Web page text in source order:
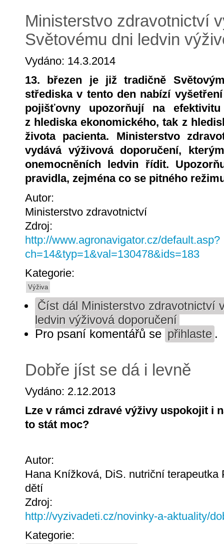
Ministerstvo zdravotnictví
Světovému dni ledvin
Vydáno: 14.3.2014
13. březen je již tradičně
střediska v tento den nabízí
pojišťovny upozorňují na
z hlediska ekonomického, tak z
života pacienta. Ministerstvo
vydává výživová doporučení,
onemocněních ledvin řídit.
pravidla, zejména co se pitného
Autor:
Ministerstvo zdravotnictví
Zdroj:
http://www.agronavigator.cz/default.asp?
ch=14&typ=1&val=130478&ids=183
Kategorie:
Výživa
Číst dál Ministerstvo zdravotnictví
ledvin výživová doporučení
Pro psaní komentářů se přihlaste .
Dobře jíst se dá i levně
Vydáno: 2.12.2013
Lze v rámci zdravé výživy uspokojit i
to stát moc?
Autor:
Hana Knížková, DiS. nutriční terapeutka
dětí
Zdroj:
http://vyzivadeti.cz/novinky-a-aktuality/
Kategorie: